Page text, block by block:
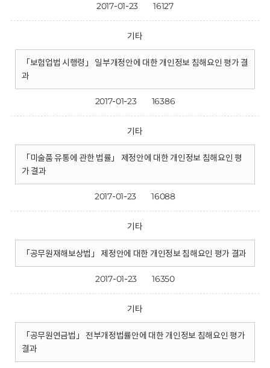
2017-01-23 16127
기타
「보험업법 시행령」 일부개정안에 대한 개인정보 침해요인 평가 결
과
2017-01-23 16386
기타
「미술품 유통에 관한 법률」 제정안에 대한 개인정보 침해요인 평
가 결과
2017-01-23 16088
기타
「공무원재해보상법」 제정안에 대한 개인정보 침해요인 평가 결과
2017-01-23 16350
기타
「공무원연금법」 전부개정법률안에 대한 개인정보 침해요인 평가
결과